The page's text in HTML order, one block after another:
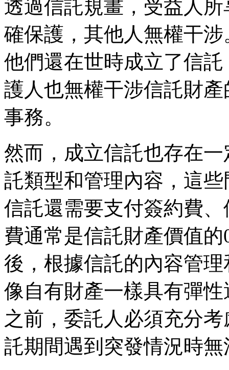
透過信託規畫，受益人
確保護，其他人無權干
他們還在世時成立了信
護人也無權干涉信託財
事務。
然而，成立信託也存在
託類型和管理內容，這
信託還需要支付簽約費
費通常是信託財產價值
後，根據信託的內容管
像自有財產一樣具有彈
之前，委託人必須充分
託期間遇到突發情況時